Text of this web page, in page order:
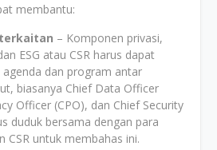
membantu:
– Komponen privasi,
ESG atau CSR harus dapat
dan program antar
biasanya Chief Data Officer
Officer (CPO), dan Chief Security
duduk bersama dengan para
CSR untuk membahas ini.